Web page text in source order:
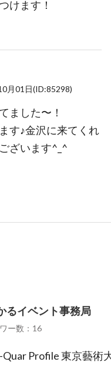
けます！
月01日(ID:85298)
ました〜！
す♪金沢に来てくれ
ざいます^_^
るイベント事務局
ー数：16
Quar Profile 東京藝術